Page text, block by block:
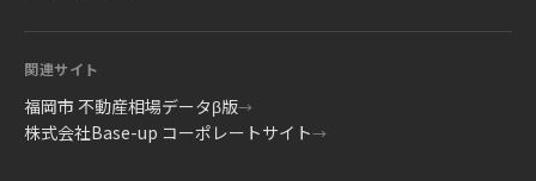
関連サイト
福岡市 不動産相場データβ版→
株式会社Base-up コーポレートサイト→